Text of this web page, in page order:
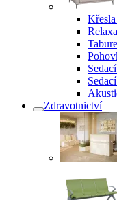
Zdravotnictví